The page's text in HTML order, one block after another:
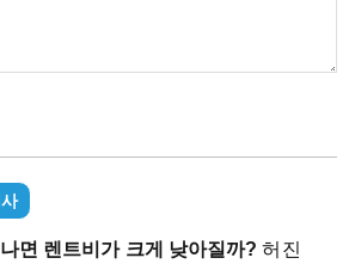
면 렌트비가 크게 낮아질까? 허진